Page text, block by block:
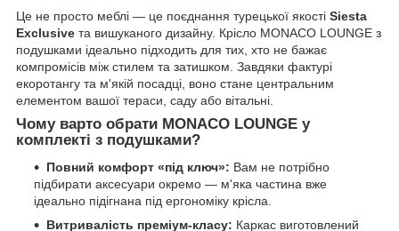
Це не просто меблі — це поєднання турецької якості Siesta
Exclusive та вишуканого дизайну. Крісло MONACO LOUNGE з
подушками ідеально підходить для тих, хто не бажає
компромісів між стилем та затишком. Завдяки фактурі
екоротангу та м'якій посадці, воно стане центральним
елементом вашої тераси, саду або вітальні.
Чому варто обрати MONACO LOUNGE у
комплекті з подушками?
Повний комфорт «під ключ»: Вам не потрібно
підбирати аксесуари окремо — м'яка частина вже
ідеально підігнана під ергономіку крісла.
Витривалість преміум-класу: Каркас виготовлений